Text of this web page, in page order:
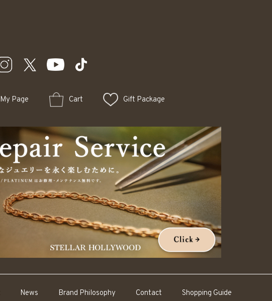
My Page Cart Gift Package
News Brand Philosophy Contact Shopping Guide